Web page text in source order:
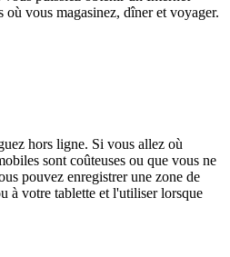
où vous magasinez, dîner et voyager.
hors ligne. Si vous allez où
sont coûteuses ou que vous ne
pouvez enregistrer une zone de
à votre tablette et l'utiliser lorsque